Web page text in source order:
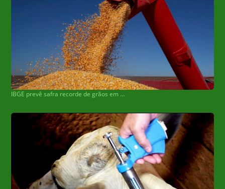
IBGE prevê safra recorde de grãos em 2022